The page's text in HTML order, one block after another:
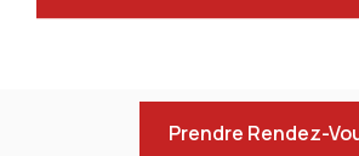
Prendre Rendez-